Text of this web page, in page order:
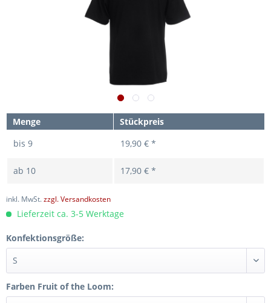
Menge
Stückpreis
bis 9 19,90 € *
ab 10 17,90 € *
inkl. MwSt.zzgl. Versandkosten
Lieferzeit ca. 3-5 Werktage
Konfektionsgröße:
Farben Fruit of the Loom: